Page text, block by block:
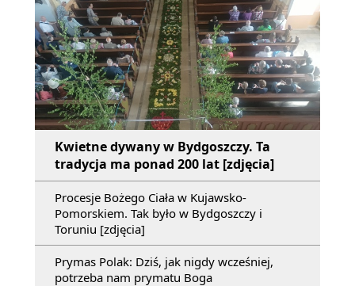
Kwietne dywany w Bydgoszczy. Ta
tradycja ma ponad 200 lat [zdjęcia]
Procesje Bożego Ciała w Kujawsko-
Pomorskiem. Tak było w Bydgoszczy i
Toruniu [zdjęcia]
Prymas Polak: Dziś, jak nigdy wcześniej,
potrzeba nam prymatu Boga